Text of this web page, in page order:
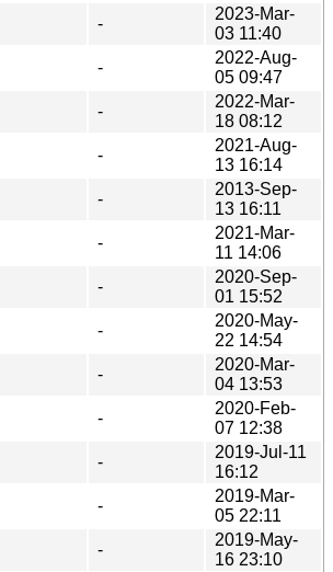
-
2023-Mar-
03 11:40
-
2022-Aug-
05 09:47
-
2022-Mar-
18 08:12
-
2021-Aug-
13 16:14
-
2013-Sep-
13 16:11
-
2021-Mar-
11 14:06
-
2020-Sep-
01 15:52
-
2020-May-
22 14:54
-
2020-Mar-
04 13:53
-
2020-Feb-
07 12:38
-
2019-Jul-11
16:12
-
2019-Mar-
05 22:11
-
2019-May-
16 23:10